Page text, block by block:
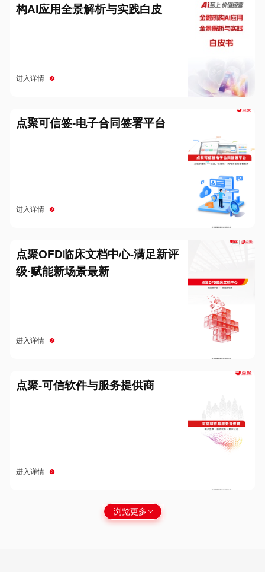
构AI应用全景解析与实践白皮
进入详情
点聚可信签-电子合同签署平台
进入详情
点聚OFD临床文档中心-满足新评
级·赋能新场景最新
进入详情
点聚-可信软件与服务提供商
进入详情
浏览更多